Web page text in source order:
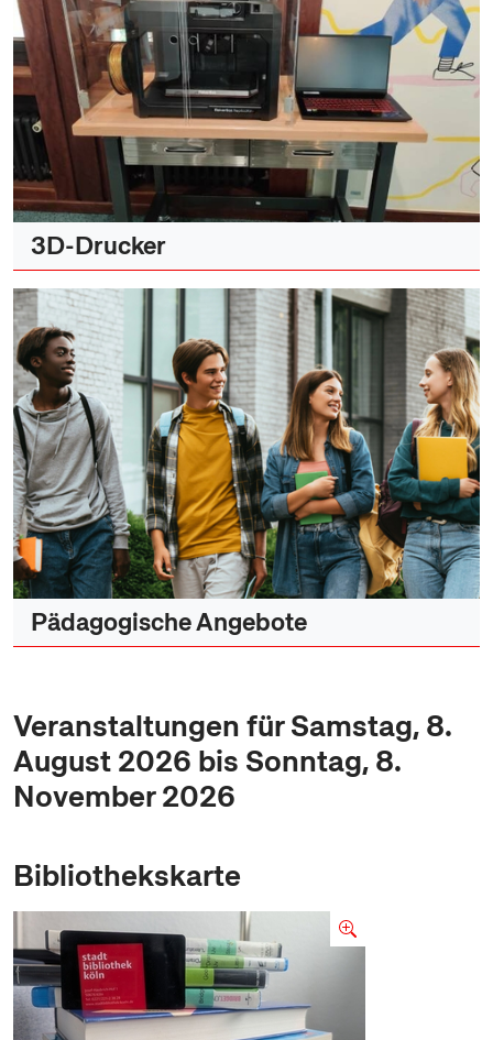
3D-Drucker
Pädagogische Angebote
Veranstaltungen für Samstag, 8.
August 2026 bis Sonntag, 8.
November 2026
Bibliothekskarte